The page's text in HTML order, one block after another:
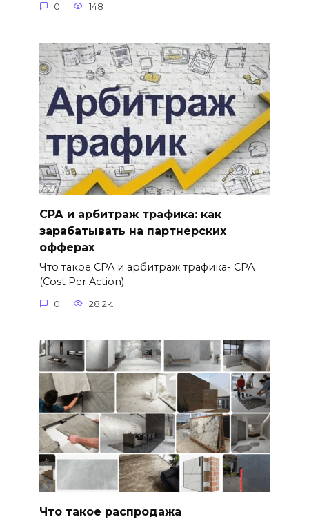
0 148
СРА и арбитраж трафика: как
зарабатывать на партнерских
офферах
Что такое CPA и арбитраж трафика- CPA
(Cost Per Action)
0 28.2к.
Что такое распродажа